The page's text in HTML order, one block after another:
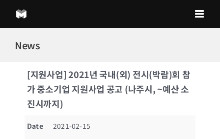
content
News
[지원사업] 2021년 국내(외) 전시(박람)회 참
가 중소기업 지원사업 공고 (나주시, ~예산 소
진시까지)
Date
2021-02-15